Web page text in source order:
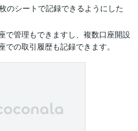
のシートで記録できるようにした
で管理もできますし、複数口座開設
での取引履歴も記録できます。